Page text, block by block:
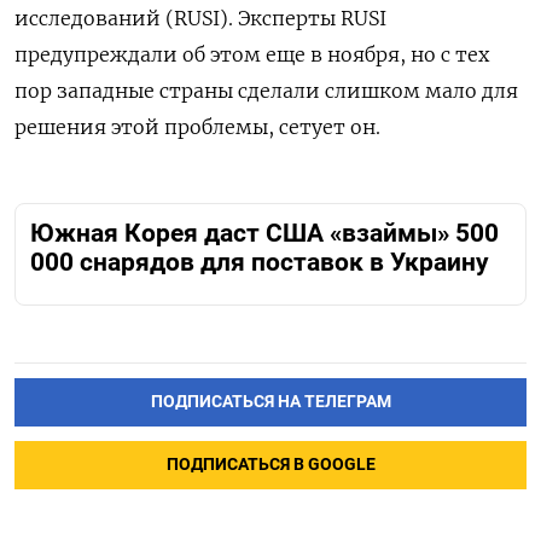
исследований (RUSI). Эксперты RUSI
предупреждали об этом еще в ноября, но с тех
пор западные страны сделали слишком мало для
решения этой проблемы, сетует он.
Южная Корея даст США «взаймы» 500
000 снарядов для поставок в Украину
ПОДПИСАТЬСЯ НА ТЕЛЕГРАМ
ПОДПИСАТЬСЯ В GOOGLE